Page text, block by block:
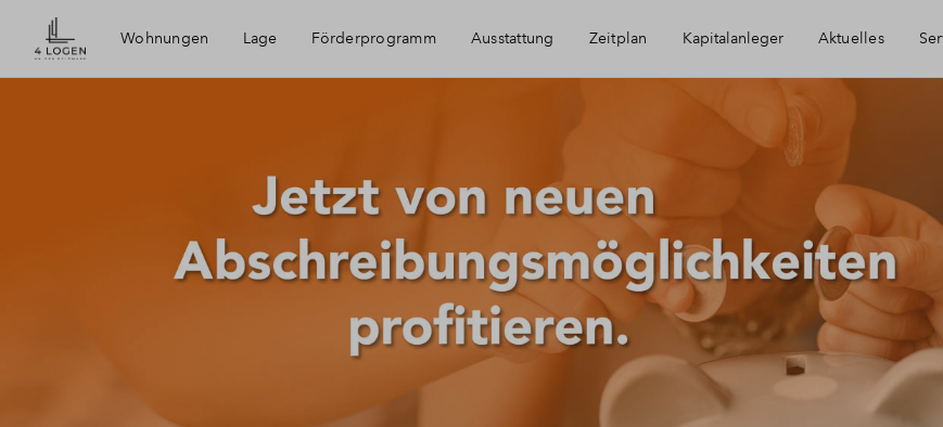
Wohnungen Lage
Ruhrgebiet
Förderprogramm Ausstattung Zeitplan Kapitalanleger
Immobilie als Kapitalanlage
AfA Beispielrechnung
Aktuelles
Finanzierung
Newsletter-
Kontakt